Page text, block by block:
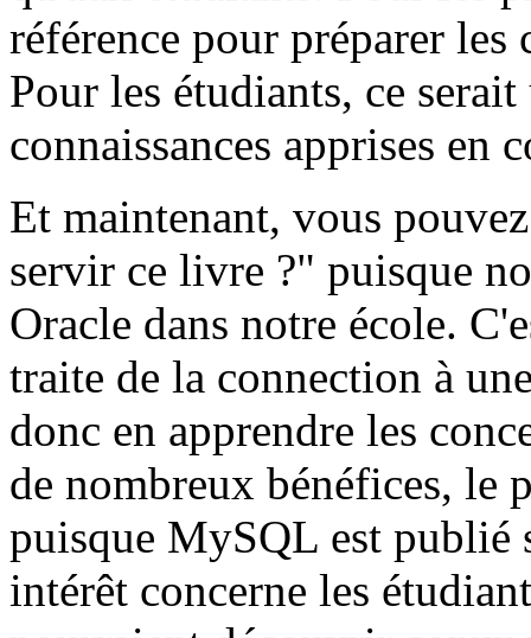
référence pour préparer
Pour les étudiants, ce
connaissances apprises en
Et maintenant, vous
servir ce livre ?" puisque
Oracle dans notre école.
traite de la connection à
donc en apprendre les
de nombreux bénéfices, le
puisque MySQL est publié
intérêt concerne les